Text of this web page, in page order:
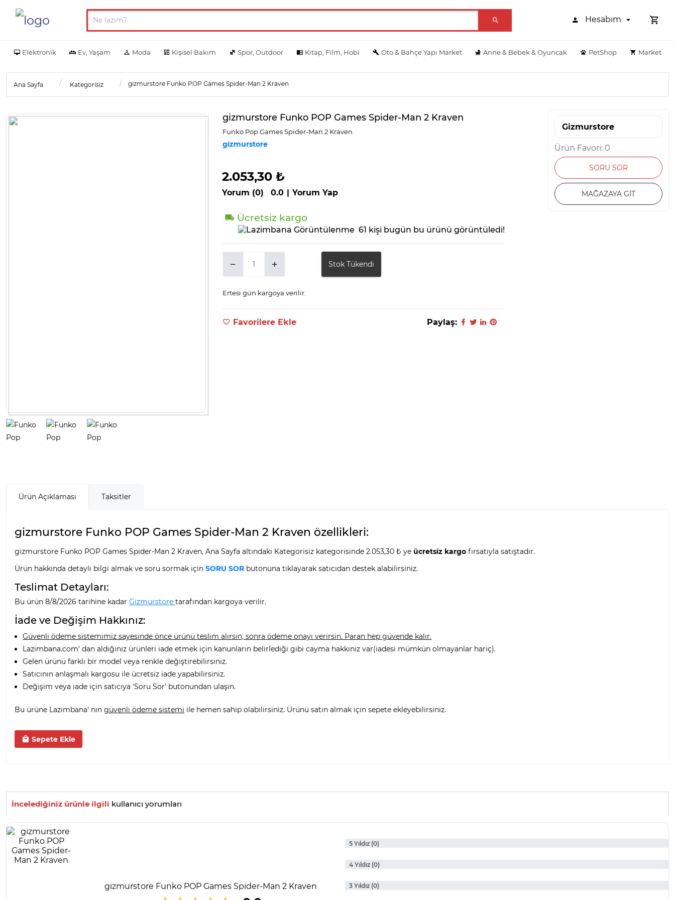
Hesabım
Elektronik Ev, Yaşam Moda Kişisel Bakım Spor, Outdoor Kitap, Film, Hobi Oto & Bahçe Yapı Market Anne & Bebek & Oyuncak PetShop Market
Ana Sayfa Kategorisiz gizmurstore Funko POP Games Spider-Man 2 Kraven
gizmurstore Funko POP Games Spider-Man 2 Kraven
Funko Pop Games Spi̇der-Man 2 Kraven
gizmurstore
2.053,30 ₺
Yorum (0) 0.0 | Yorum Yap
Gizmurstore
Ürün Favori: 0
SORU SOR
MAĞAZAYA GİT
Ücretsiz kargo
61 kişi bugün bu ürünü görüntüledi!
Stok Tükendi
Ertesi gün kargoya verilir.
Favorilere Ekle Paylaş:
Ürün Açıklaması Taksitler
gizmurstore Funko POP Games Spider-Man 2 Kraven özellikleri:
gizmurstore Funko POP Games Spider-Man 2 Kraven, Ana Sayfa altındaki Kategorisiz kategorisinde 2.053,30 ₺ ye ücretsiz kargo fırsatıyla satıştadır.
Ürün hakkında detaylı bilgi almak ve soru sormak için SORU SOR butonuna tıklayarak satıcıdan destek alabilirsiniz.
Teslimat Detayları:
Bu ürün 8/8/2026 tarihine kadar Gizmurstore tarafından kargoya verilir.
İade ve Değişim Hakkınız:
Güvenli ödeme sistemimiz sayesinde önce ürünü teslim alırsın, sonra ödeme onayı verirsin. Paran hep güvende kalır.
Lazimbana.com' dan aldığınız ürünleri iade etmek için kanunların belirlediği gibi cayma hakkınız var(iadesi mümkün olmayanlar hariç).
Gelen ürünü farklı bir model veya renkle değiştirebilirsiniz.
Satıcının anlaşmalı kargosu ile ücretsiz iade yapabilirsiniz.
Değişim veya iade için satıcıya 'Soru Sor' butonundan ulaşın.
Bu ürüne Lazımbana' nın güvenli ödeme sistemi ile hemen sahip olabilirsiniz. Ürünü satın almak için sepete ekleyebilirsiniz.
Sepete Ekle
İncelediğiniz ürünle ilgili kullanıcı yorumları
gizmurstore Funko POP Games Spider-Man 2 Kraven
5 Yıldız (0)
4 Yıldız (0)
3 Yıldız (0)